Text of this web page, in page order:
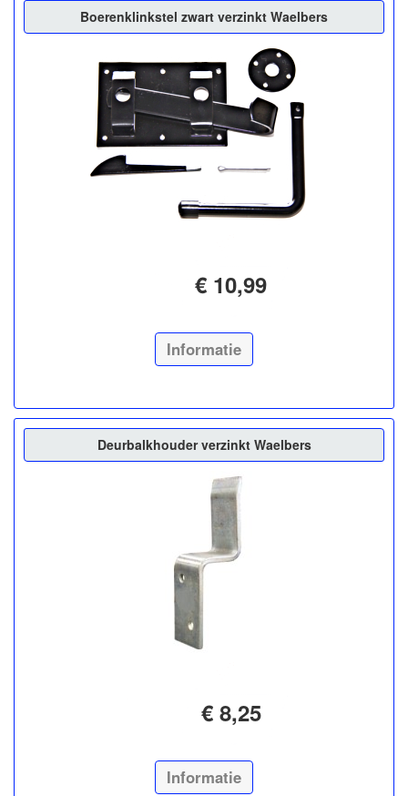
Boerenklinkstel zwart verzinkt Waelbers
€ 10,99
Informatie
Deurbalkhouder verzinkt Waelbers
€ 8,25
Informatie